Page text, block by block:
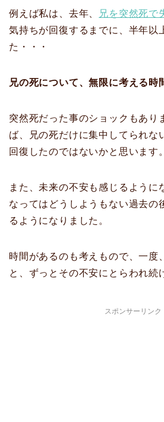
例えば私は、去年、 兄を突然死で
気持ちが回復するまでに、半年以
た・・・
兄の死について、無限に考える時
突然死だった事のショックもあり
ば、兄の死だけに集中してられな
回復したのではないかと思います。
また、未来の不安も感じるように
なってはどうしようもない過去の
るようになりました。
時間があるのも考えもので、一度
と、ずっとその不安にとらわれ続
スポンサーリンク